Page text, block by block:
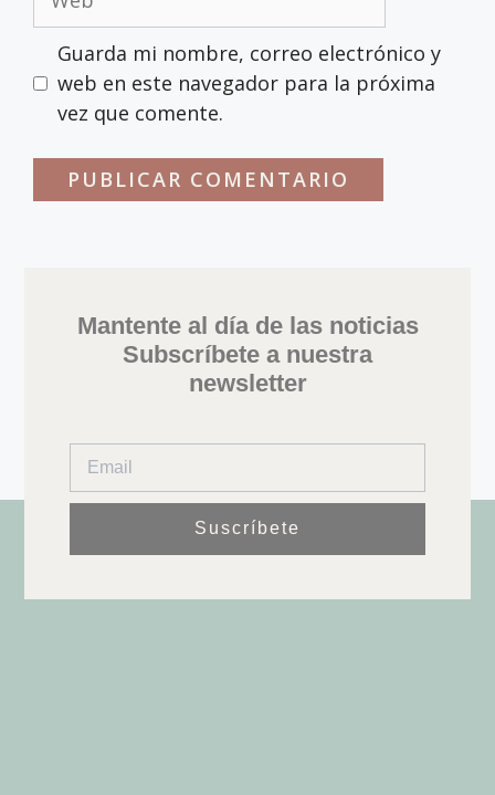
Guarda mi nombre, correo electrónico y
web en este navegador para la próxima
vez que comente.
Mantente al día de las noticias
Subscríbete a nuestra
newsletter
Suscríbete